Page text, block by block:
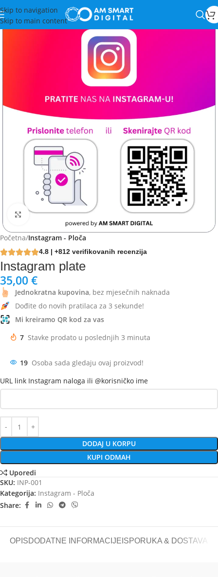
Skip to navigation
Skip to main content
Kliknite za uvećanje
Početna Instagram - Ploča
4.8 | +812 verifikovanih recenzija
Instagram plate
35,00€
Jednokratna kupovina, bez mjesečnih naknada
Dođite do novih pratilaca za 3 sekunde!
Mi kreiramo QR kod za vas
7 Stavke prodato u poslednjih 3 minuta
19 Osoba sada gledaju ovaj proizvod!
URL link Instagram naloga ili @korisničko ime
DODAJ U KORPU
KUPI ODMAH
Uporedi
SKU: INP-001
Kategorija: Instagram - Ploča
Share:
OPISDODATNE INFORMACIJE ISPORUKA & DOSTAVA